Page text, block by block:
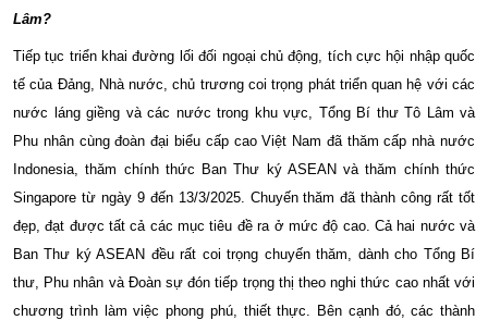
Lâm?
Tiếp tục triển khai đường lối đối ngoại chủ động, tích cực hội nhập quốc
tế của Đảng, Nhà nước, chủ trương coi trọng phát triển quan hệ với các
nước láng giềng và các nước trong khu vực, Tổng Bí thư Tô Lâm và
Phu nhân cùng đoàn đại biểu cấp cao Việt Nam đã thăm cấp nhà nước
Indonesia, thăm chính thức Ban Thư ký ASEAN và thăm chính thức
Singapore từ ngày 9 đến 13/3/2025. Chuyến thăm đã thành công rất tốt
đẹp, đạt được tất cả các mục tiêu đề ra ở mức độ cao. Cả hai nước và
Ban Thư ký ASEAN đều rất coi trọng chuyến thăm, dành cho Tổng Bí
thư, Phu nhân và Đoàn sự đón tiếp trọng thị theo nghi thức cao nhất với
chương trình làm việc phong phú, thiết thực. Bên cạnh đó, các thành